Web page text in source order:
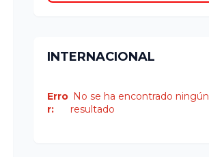
INTERNACIONAL
Erro
r:
No se ha encontrado ningún
resultado